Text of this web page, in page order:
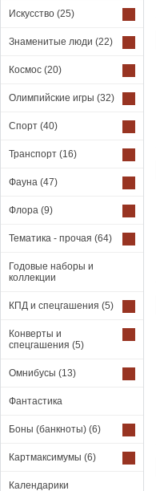
Искусство (25)
Знаменитые люди (22)
Космос (20)
Олимпийские игры (32)
Спорт (40)
Транспорт (16)
Фауна (47)
Флора (9)
Тематика - прочая (64)
Годовые наборы и
коллекции
КПД и спецгашения (5)
Конверты и
спецгашения (5)
Омнибусы (13)
Фантастика
Боны (банкноты) (6)
Картмаксимумы (6)
Календарики